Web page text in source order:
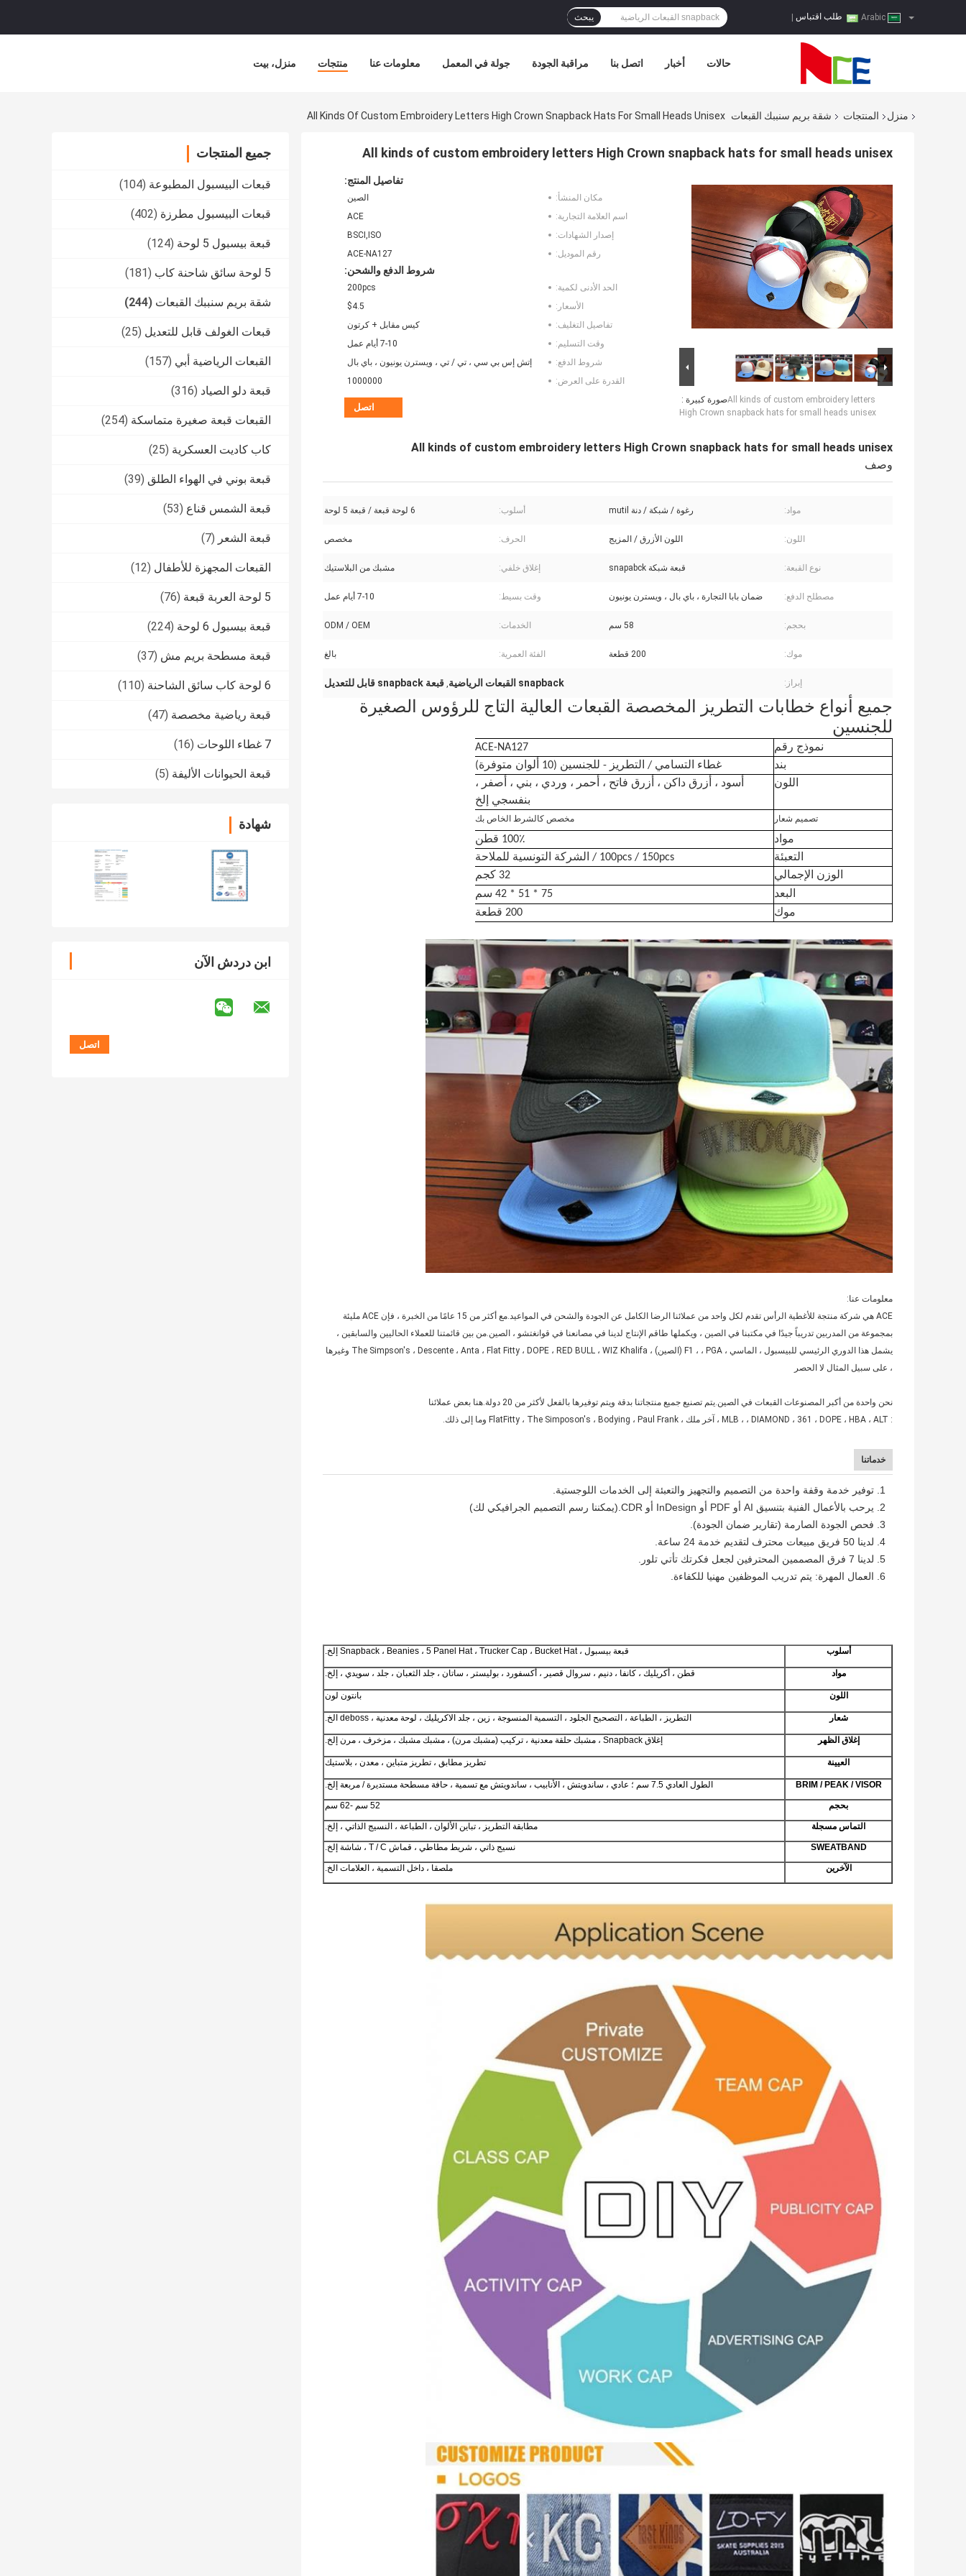
طلب اقتباس يبحث
منزل، بيت منتجات معلومات عنا جولة في المعمل مراقبة الجودة اتصل بنا أخبار حالات
منزل المنتجات شقة بريم سنببك القبعات All Kinds Of Custom Embroidery Letters High Crown Snapback Hats For Small Heads Unisex
جميع المنتجات
قبعات البيسبول المطبوعة (104)
قبعات البيسبول مطرزة (402)
قبعة بيسبول 5 لوحة (124)
5 لوحة سائق شاحنة كاب (181)
شقة بريم سنببك القبعات (244)
قبعات الغولف قابل للتعديل (25)
القبعات الرياضية أبي (157)
قبعة دلو الصياد (316)
القبعات قبعة صغيرة متماسكة (254)
كاب كاديت العسكرية (25)
قبعة بوني في الهواء الطلق (39)
قبعة الشمس قناع (53)
قبعة الشعر (7)
القبعات المجهزة للأطفال (12)
5 لوحة العربة قبعة (76)
قبعة بيسبول 6 لوحة (224)
قبعة مسطحة بريم مش (37)
6 لوحة كاب سائق الشاحنة (110)
قبعة رياضية مخصصة (47)
7 غطاء اللوحات (16)
قبعة الحيوانات الأليفة (5)
شهادة
ابن دردش الآن
All kinds of custom embroidery letters High Crown snapback hats for small heads unisex
صورة كبيرة :All kinds of custom embroidery letters
High Crown snapback hats for small heads unisex
تفاصيل المنتج:
مكان المنشأ:
الصين
اسم العلامة التجارية:
ACE
إصدار الشهادات:
BSCI,ISO
رقم الموديل:
ACE-NA127
شروط الدفع والشحن:
الحد الأدنى لكمية:
200pcs
الأسعار:
$4.5
تفاصيل التغليف:
كيس مقابل + كرتون
وقت التسليم:
7-10 أيام عمل
شروط الدفع:
إتش إس بي سي ، تي / تي ، ويسترن يونيون ، باي بال
القدرة على العرض:
1000000
اتصل
All kinds of custom embroidery letters High Crown snapback hats for small heads unisex
وصف
مواد: رغوة / شبكة / دنة mutil أسلوب: 6 لوحة قبعة / قبعة 5 لوحة
اللون: اللون الأزرق / المزيج الحرف: مخصص
نوع القبعة: قبعة شبكة snapabck إغلاق خلفي: مشبك من البلاستيك
مصطلح الدفع: ضمان بابا التجارة ، باي بال ، ويسترن يونيون وقت بسيط: 7-10 أيام عمل
بحجم: 58 سم الخدمات: ODM / OEM
موك: 200 قطعة الفئة العمرية: بالغ
إبراز: snapback القبعات الرياضية , قبعة snapback قابل للتعديل
جميع أنواع خطابات التطريز المخصصة القبعات العالية التاج للرؤوس الصغيرة
للجنسين
نموذج رقم
ACE-NA127
بند
غطاء التسامي / التطريز - للجنسين (10 ألوان متوفرة)
اللون
أسود ، أزرق داكن ، أزرق فاتح ، أحمر ، وردي ، بني ، أصفر ،
بنفسجي إلخ
تصميم شعار مخصص كالشرط الخاص بك
مواد
100٪ قطن
التعبئة
100pcs / 150pcs / الشركة التونسية للملاحة
الوزن الإجمالي
32 كجم
البعد
75 * 51 * 42 سم
موك
200 قطعة
معلومات عنا:
ACE هي شركة منتجة للأغطية الرأس تقدم لكل واحد من عملائنا الرضا الكامل عن الجودة والشحن في المواعيد.مع أكثر من 15 عامًا من الخبرة ، فإن ACE مليئة
بمجموعة من المدربين تدريباً جيدًا في مكتبنا في الصين ، ويكملها طاقم الإنتاج لدينا في مصانعنا في قوانغتشو ، الصين.من بين قائمتنا للعملاء الحاليين والسابقين ،
يشمل هذا الدوري الرئيسي للبيسبول ، الماسي ، F1 ، ، PGA (الصين) ، The Simpson's ، Descente ، Anta ، Flat Fitty ، DOPE ، RED BULL ، WIZ Khalifa وغيرها
، على سبيل المثال لا الحصر
نحن واحدة من أكبر المصنوعات القبعات في الصين.يتم تصنيع جميع منتجاتنا بدقة ويتم توفيرها بالفعل لأكثر من 20 دولة.هنا بعض عملائنا
: MLB ، ، DIAMOND ، 361 ، DOPE ، HBA ، ALT ، آخر ملك ، FlatFitty ، The Simposon's ، Bodying ، Paul Frank وما إلى ذلك.
خدماتنا
1. توفير خدمة وقفة واحدة من التصميم والتجهيز والتعبئة إلى الخدمات اللوجستية.
2. يرحب بالأعمال الفنية بتنسيق AI أو PDF أو InDesign أو CDR.(يمكننا رسم التصميم الجرافيكي لك)
3. فحص الجودة الصارمة (تقارير ضمان الجودة).
4. لدينا 50 فريق مبيعات محترف لتقديم خدمة 24 ساعة.
5. لدينا 7 فرق المصممين المحترفين لجعل فكرتك تأتي تلور.
6. العمال المهرة: يتم تدريب الموظفين مهنيا للكفاءة.
أسلوب قبعة بيسبول ، Snapback ، Beanies ، 5 Panel Hat ، Trucker Cap ، Bucket Hat إلخ.
مواد قطن ، أكريليك ، كانفا ، دنيم ، سروال قصير ، أكسفورد ، بوليستر ، ساتان ، جلد الثعبان ، جلد ، سويدي ، إلخ.
اللون بانتون لون
شعار التطريز ، الطباعة ، التصحيح الجلود ، التسمية المنسوجة ، زين ، جلد الاكريليك ، لوحة معدنية ، deboss الخ.
إغلاق الظهر إغلاق Snapback ، مشبك حلقة معدنية ، تركيب (مشبك مرن) ، مشبك مشبك ، مزخرف ، مرن إلخ.
العيينة تطريز مطابق ، تطريز متباين ، معدن ، بلاستيك
BRIM / PEAK / VISOR الطول العادي 7.5 سم ؛ عادي ، ساندويتش ، الأنابيب ، ساندويتش مع تسمية ، حافة مسطحة مستديرة / مربعة إلخ.
بحجم 52 سم -62 سم
التماس مسجلة مطابقة التطريز ، تباين الألوان ، الطباعة ، النسيج الذاتي ، إلخ.
SWEATBAND نسيج ذاتي ، شريط مطاطي ، قماش T / C ، شاشة إلخ.
الآخرين ملصقا ، داخل التسمية ، العلامات الخ.